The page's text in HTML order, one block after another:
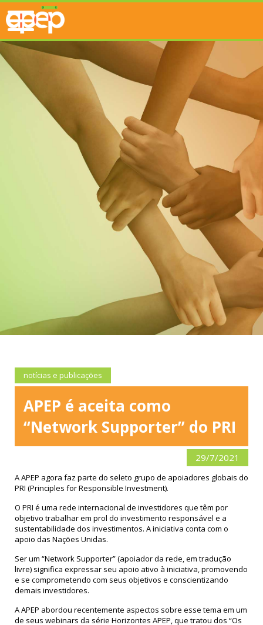
notícias e publicações
APEP é aceita como
“Network Supporter” do PRI
29/7/2021
A APEP agora faz parte do seleto grupo de apoiadores globais do
PRI (Principles for Responsible Investment).
O PRI é uma rede internacional de investidores que têm por
objetivo trabalhar em prol do investimento responsável e a
sustentabilidade dos investimentos. A iniciativa conta com o
apoio das Nações Unidas.
Ser um “Network Supporter” (apoiador da rede, em tradução
livre) significa expressar seu apoio ativo à iniciativa, promovendo
e se comprometendo com seus objetivos e conscientizando
demais investidores.
A APEP abordou recentemente aspectos sobre esse tema em um
de seus webinars da série Horizontes APEP, que tratou dos “Os